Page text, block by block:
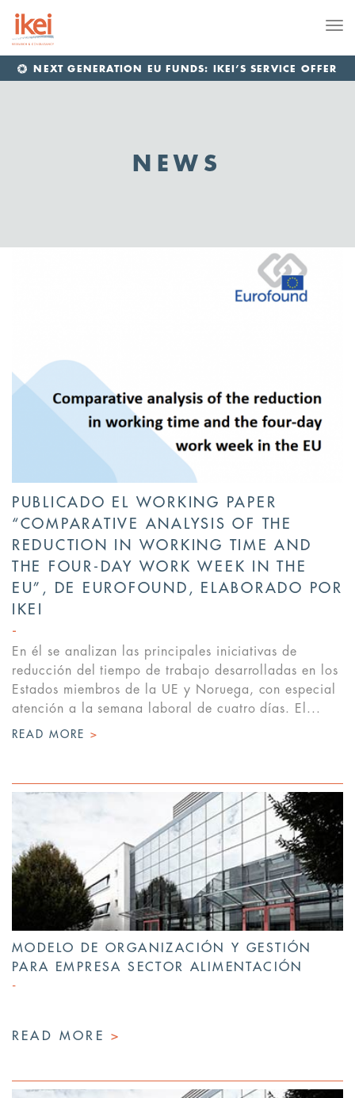
NEXT GENERATION EU FUNDS: IKEI’S SERVICE OFFER
NEWS
PUBLICADO EL WORKING PAPER
“COMPARATIVE ANALYSIS OF THE
REDUCTION IN WORKING TIME AND
THE FOUR-DAY WORK WEEK IN THE
EU”, DE EUROFOUND, ELABORADO POR
IKEI
En él se analizan las principales iniciativas de
reducción del tiempo de trabajo desarrolladas en los
Estados miembros de la UE y Noruega, con especial
atención a la semana laboral de cuatro días. El...
READ MORE >
MODELO DE ORGANIZACIÓN Y GESTIÓN
PARA EMPRESA SECTOR ALIMENTACIÓN
READ MORE >